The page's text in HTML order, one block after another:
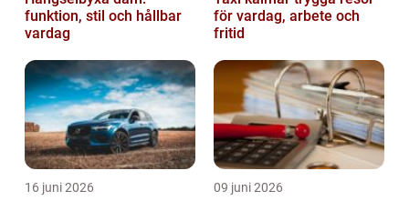
funktion, stil och hållbar
vardag
för vardag, arbete och
fritid
16 juni 2026 09 juni 2026